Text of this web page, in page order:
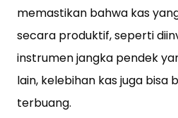
memastikan bahwa kas
secara produktif, seperti
instrumen jangka pendek
lain, kelebihan kas juga bisa
terbuang.